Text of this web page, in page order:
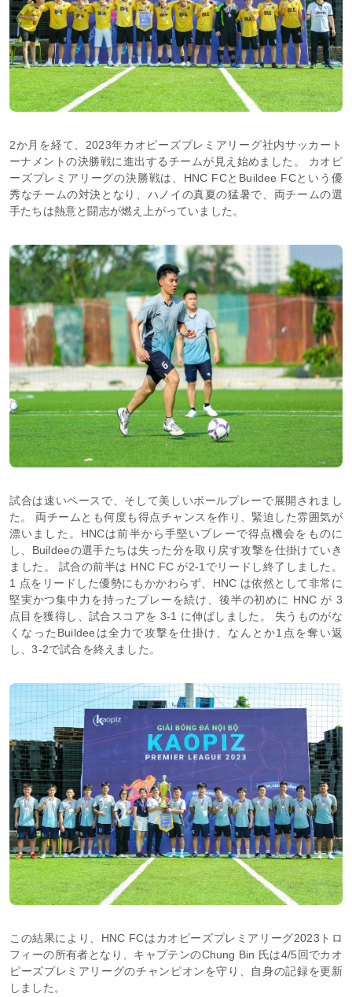
2か月を経て、2023年カオピーズプレミアリーグ社内サッカート
ーナメントの決勝戦に進出するチームが見え始めました。 カオピ
ーズプレミアリーグの決勝戦は、HNC FCとBuildee FCという優
秀なチームの対決となり、ハノイの真夏の猛暑で、両チームの選
手たちは熱意と闘志が燃え上がっていました。
試合は速いペースで、そして美しいボールプレーで展開されまし
た。 両チームとも何度も得点チャンスを作り、緊迫した雰囲気が
漂いました。HNCは前半から手堅いプレーで得点機会をものに
し、Buildeeの選手たちは失った分を取り戻す攻撃を仕掛けていき
ました。 試合の前半は HNC FC が2-1でリードし終了しました。
1 点をリードした優勢にもかかわらず、HNC は依然として非常に
堅実かつ集中力を持ったプレーを続け、後半の初めに HNC が 3
点目を獲得し、試合スコアを 3-1 に伸ばしました。 失うものがな
くなったBuildeeは全力で攻撃を仕掛け、なんとか1点を奪い返
し、3-2で試合を終えました。
この結果により、HNC FCはカオピーズプレミアリーグ2023トロ
フィーの所有者となり、キャプテンのChung Bin 氏は4/5回でカオ
ピーズプレミアリーグのチャンピオンを守り、自身の記録を更新
しました。